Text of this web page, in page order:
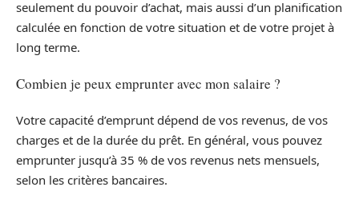
seulement du pouvoir d’achat, mais aussi d’un planification
calculée en fonction de votre situation et de votre projet à
long terme.
Combien je peux emprunter avec mon salaire ?
Votre capacité d’emprunt dépend de vos revenus, de vos
charges et de la durée du prêt. En général, vous pouvez
emprunter jusqu’à 35 % de vos revenus nets mensuels,
selon les critères bancaires.